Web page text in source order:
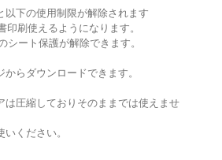
以下の使用制限が解除されます
印刷使えるようになります。
シート保護が解除できます。
らダウンロードできます。
は圧縮しておりそのままでは使えませ
ください。